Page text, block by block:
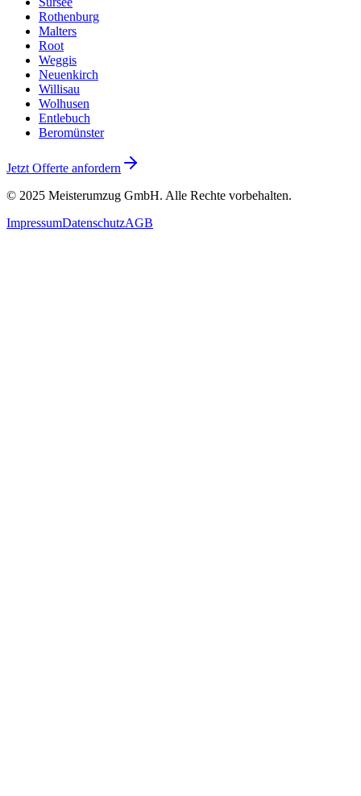
Rothenburg
Malters
Root
Weggis
Neuenkirch
Willisau
Wolhusen
Entlebuch
Beromünster
Jetzt Offerte anfordern
© 2025 Meisterumzug GmbH. Alle Rechte vorbehalten.
ImpressumDatenschutzAGB